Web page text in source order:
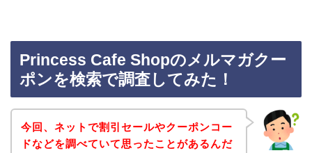
Princess Cafe Shopのメルマガクー
ポンを検索で調査してみた！
今回、ネットで割引セールやクーポンコー
ドなどを調べていて思ったことがあるんだ